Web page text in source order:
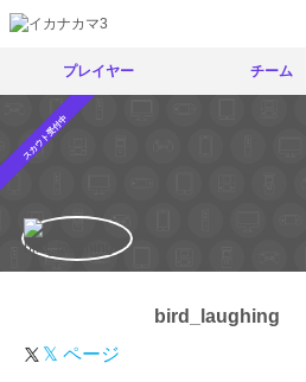
プレイヤー チーム
スカウト受付中
bird_laughing
𝕏 ページ